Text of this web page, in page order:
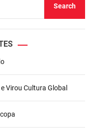
Search
Virou Cultura Global